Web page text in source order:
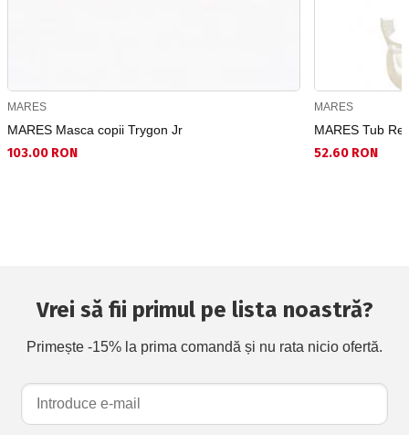
MARES
MARES Masca copii Trygon Jr
103.00 RON
MARES
MARES Tub
52.60 RON
Vrei să fii primul pe lista noastră?
Primește -15% la prima comandă și nu rata nicio ofertă.